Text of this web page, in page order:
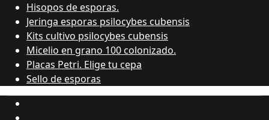
Hisopos de esporas.
Jeringa esporas psilocybes cubensis
Kits cultivo psilocybes cubensis
Micelio en grano 100 colonizado.
Placas Petri. Elige tu cepa
Sello de esporas